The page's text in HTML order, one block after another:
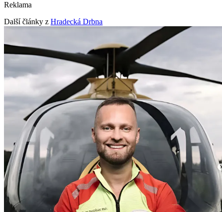
Reklama
Další články z Hradecká Drbna